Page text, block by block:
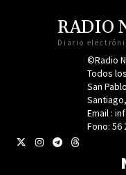
RADIO
Diario
©Radio
Todos
San
Email :
Fono: 56